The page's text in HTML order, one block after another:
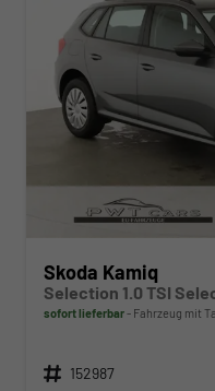
Skoda Kamiq
sofort lieferbar Fahrzeug mit
Fahrzeugnr. 152987